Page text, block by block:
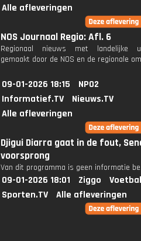
Alle afleveringen
NOS Journaal Regio: Afl. 6
Regionaal nieuws met landelijke
gemaakt door de NOS en de regionale
09-01-2026 18:15
NPO2
Informatief.TV
Nieuws.TV
Alle afleveringen
Djigui Diarra gaat in de fout,
voorsprong
Van dit programma is geen informatie
09-01-2026 18:01 Ziggo
Sporten.TV
Alle afleveringen